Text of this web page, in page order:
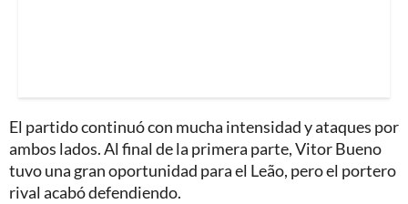
El partido continuó con mucha intensidad y ataques por
ambos lados. Al final de la primera parte, Vitor Bueno
tuvo una gran oportunidad para el Leão, pero el portero
rival acabó defendiendo.